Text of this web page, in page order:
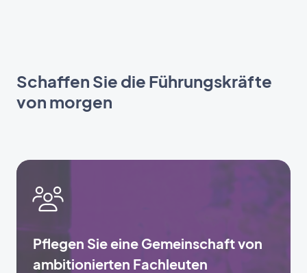
Schaffen Sie die Führungskräfte
von morgen
Pflegen Sie eine Gemeinschaft von
ambitionierten Fachleuten